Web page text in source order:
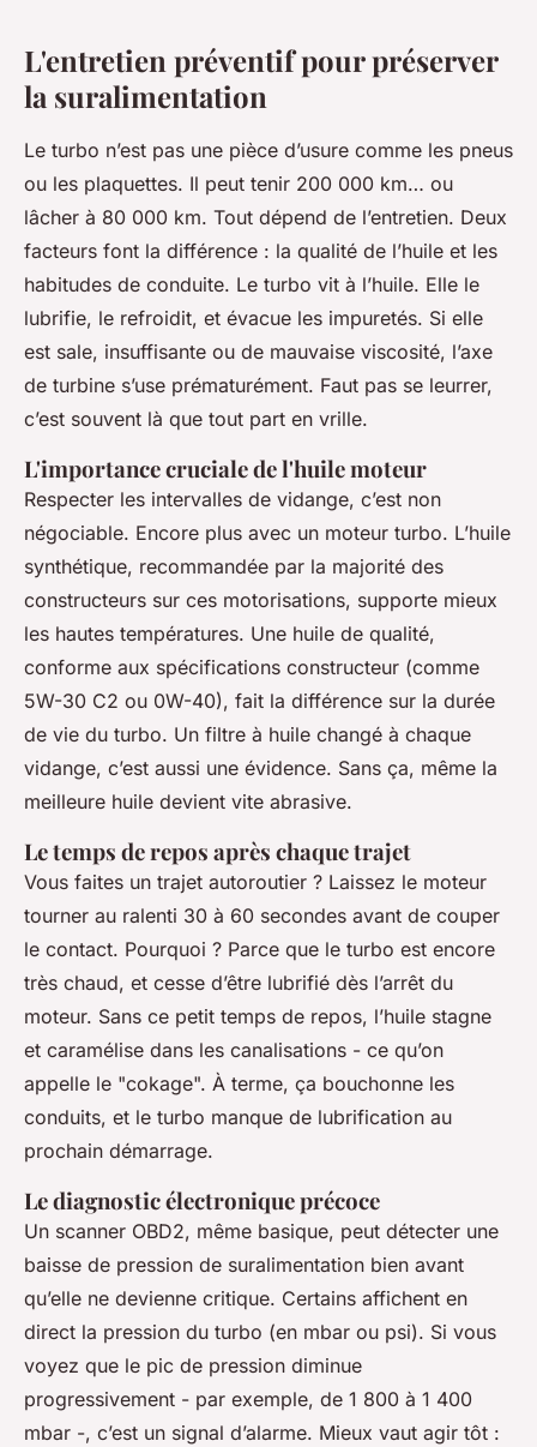
L'entretien préventif pour préserver
la suralimentation
Le turbo n’est pas une pièce d’usure comme les pneus
ou les plaquettes. Il peut tenir 200 000 km… ou
lâcher à 80 000 km. Tout dépend de l’entretien. Deux
facteurs font la différence : la qualité de l’huile et les
habitudes de conduite. Le turbo vit à l’huile. Elle le
lubrifie, le refroidit, et évacue les impuretés. Si elle
est sale, insuffisante ou de mauvaise viscosité, l’axe
de turbine s’use prématurément. Faut pas se leurrer,
c’est souvent là que tout part en vrille.
L'importance cruciale de l'huile moteur
Respecter les intervalles de vidange, c’est non
négociable. Encore plus avec un moteur turbo. L’huile
synthétique, recommandée par la majorité des
constructeurs sur ces motorisations, supporte mieux
les hautes températures. Une huile de qualité,
conforme aux spécifications constructeur (comme
5W-30 C2 ou 0W-40), fait la différence sur la durée
de vie du turbo. Un filtre à huile changé à chaque
vidange, c’est aussi une évidence. Sans ça, même la
meilleure huile devient vite abrasive.
Le temps de repos après chaque trajet
Vous faites un trajet autoroutier ? Laissez le moteur
tourner au ralenti 30 à 60 secondes avant de couper
le contact. Pourquoi ? Parce que le turbo est encore
très chaud, et cesse d’être lubrifié dès l’arrêt du
moteur. Sans ce petit temps de repos, l’huile stagne
et caramélise dans les canalisations - ce qu’on
appelle le "cokage". À terme, ça bouchonne les
conduits, et le turbo manque de lubrification au
prochain démarrage.
Le diagnostic électronique précoce
Un scanner OBD2, même basique, peut détecter une
baisse de pression de suralimentation bien avant
qu’elle ne devienne critique. Certains affichent en
direct la pression du turbo (en mbar ou psi). Si vous
voyez que le pic de pression diminue
progressivement - par exemple, de 1 800 à 1 400
mbar -, c’est un signal d’alarme. Mieux vaut agir tôt :